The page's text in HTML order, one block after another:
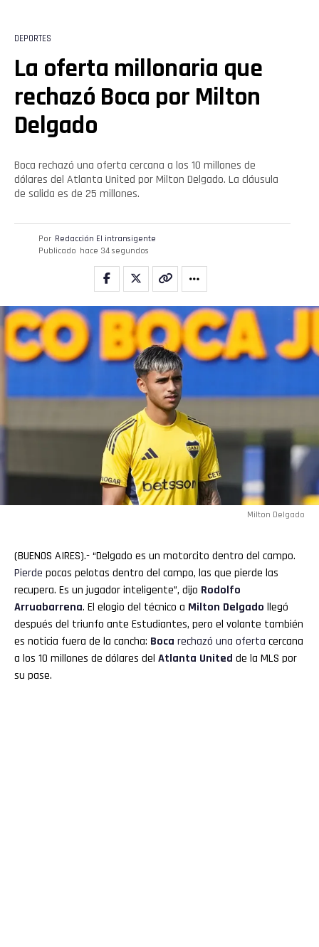
DEPORTES
La oferta millonaria que
rechazó Boca por Milton
Delgado
Boca rechazó una oferta cercana a los 10 millones de
dólares del Atlanta United por Milton Delgado. La cláusula
de salida es de 25 millones.
Por Redacción El intransigente
Publicado hace 34 segundos
Milton Delgado
(BUENOS AIRES).- “Delgado es un motorcito dentro del campo.
Pierde pocas pelotas dentro del campo, las que pierde las
recupera. Es un jugador inteligente”, dijo Rodolfo
Arruabarrena. El elogio del técnico a Milton Delgado llegó
después del triunfo ante Estudiantes, pero el volante también
es noticia fuera de la cancha: Boca rechazó una oferta cercana
a los 10 millones de dólares del Atlanta United de la MLS por
su pase.
Email